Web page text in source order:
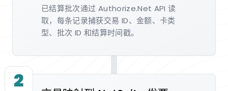
已结算批次通过 Authorize.Net API 读
取，每条记录捕获交易 ID、金额、卡类
型、批次 ID 和结算时间戳。
2